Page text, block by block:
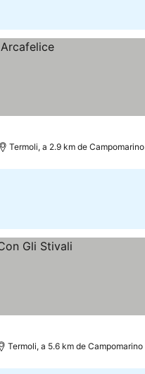
Termoli, a 2.9 km de Campomarino
Termoli, a 5.6 km de Campomarino